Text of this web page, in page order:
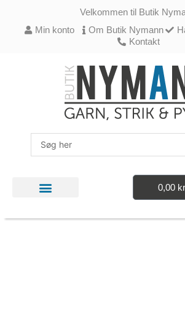
indholdet
Velkommen til Butik
Min konto
Om Butik Nymann
Kontakt
0,00